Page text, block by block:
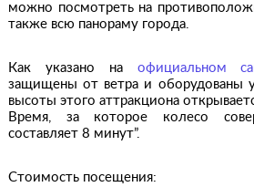
можно посмотреть на
также всю панораму города.
Как указано на официальном
защищены от ветра и оборудованы
высоты этого аттракциона
Время, за которое колесо
составляет 8 минут”.
Стоимость посещения: